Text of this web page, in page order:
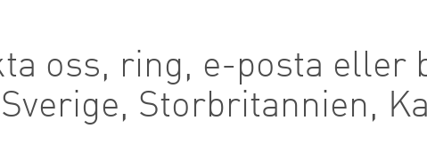
oss, ring, e-posta eller
Storbritannien,